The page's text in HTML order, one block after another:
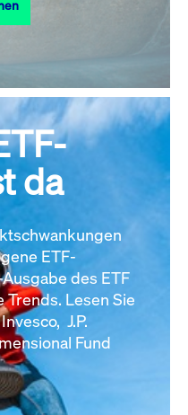
da
ETF-
des ETF
Lesen Sie
J.P.
Fund